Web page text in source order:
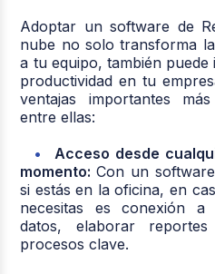
Adoptar un software de
nube no solo transforma
a tu equipo, también
productividad en tu
ventajas importantes
entre ellas:
Acceso desde
momento:Con un
si estás en la oficina, en
necesitas es conexión a
datos, elaborar
procesos clave.